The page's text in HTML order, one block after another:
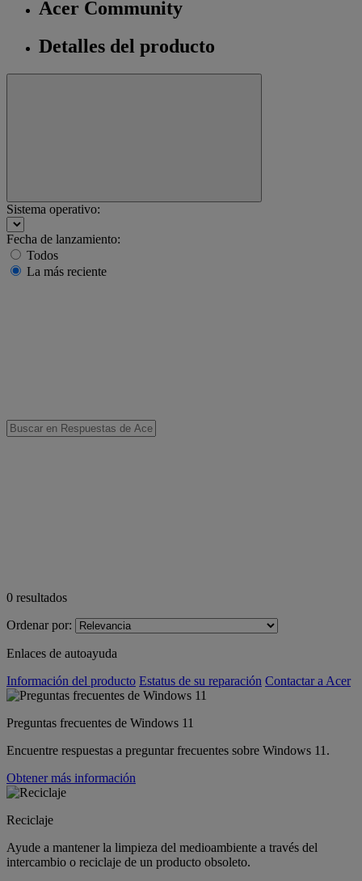
Acer Community
Detalles del producto
Sistema operativo:
Fecha de lanzamiento:
Todos
La más reciente
0 resultados
Ordenar por:
Enlaces de autoayuda
Información del producto Estatus de su reparación Contactar a Acer
Preguntas frecuentes de Windows 11
Encuentre respuestas a preguntar frecuentes sobre Windows 11.
Obtener más información
Reciclaje
Ayude a mantener la limpieza del medioambiente a través del
intercambio o reciclaje de un producto obsoleto.